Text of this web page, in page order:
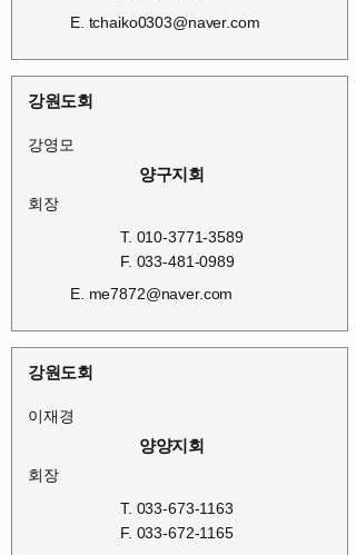
E. tchaiko0303@naver.com
강원도회
강영모
양구지회
회장
T. 010-3771-3589
F. 033-481-0989
E. me7872@naver.com
강원도회
이재경
양양지회
회장
T. 033-673-1163
F. 033-672-1165